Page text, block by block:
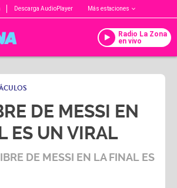
Descarga AudioPlayer Más estaciones
Radio La Zona
en vivo
DE MESSI EN
ES UN VIRAL
DE MESSI EN LA FINAL ES